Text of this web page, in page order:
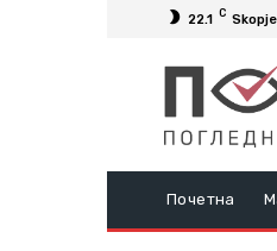
22.1 C Skopje
Почетна